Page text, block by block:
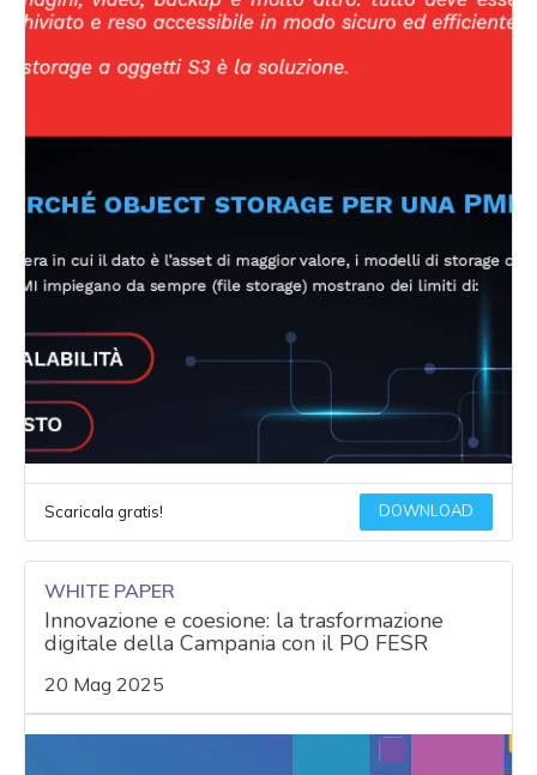
Scaricala gratis! DOWNLOAD
WHITE PAPER
Innovazione e coesione: la trasformazione
digitale della Campania con il PO FESR
20 Mag 2025